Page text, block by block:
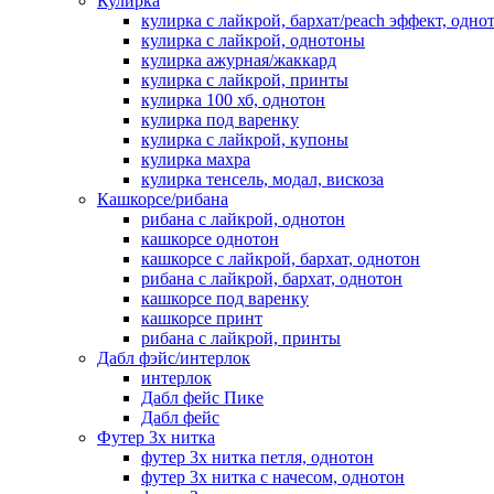
кулирка с лайкрой, бархат/peach эффект,
кулирка с лайкрой, однотоны
кулирка ажурная/жаккард
кулирка с лайкрой, принты
кулирка 100 хб, однотон
кулирка под варенку
кулирка с лайкрой, купоны
кулирка махра
кулирка тенсель, модал, вискоза
Кашкорсе/рибана
рибана с лайкрой, однотон
кашкорсе однотон
кашкорсе с лайкрой, бархат, однотон
рибана с лайкрой, бархат, однотон
кашкорсе под варенку
кашкорсе принт
рибана с лайкрой, принты
Дабл фэйс/интерлок
интерлок
Дабл фейс Пике
Дабл фейс
Футер 3х нитка
футер 3х нитка петля, однотон
футер 3х нитка с начесом, однотон